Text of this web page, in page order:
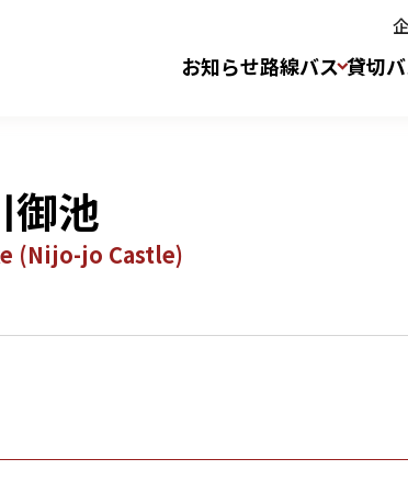
お知らせ路線バス 貸切
御池
(Nijo-jo Castle)